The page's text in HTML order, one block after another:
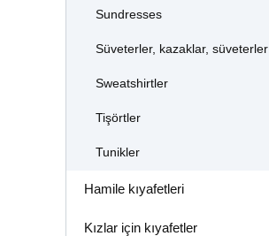
Sundresses
Süveterler, kazaklar, süveterler
Sweatshirtler
Tişörtler
Tunikler
Hamile kıyafetleri
Kızlar için kıyafetler